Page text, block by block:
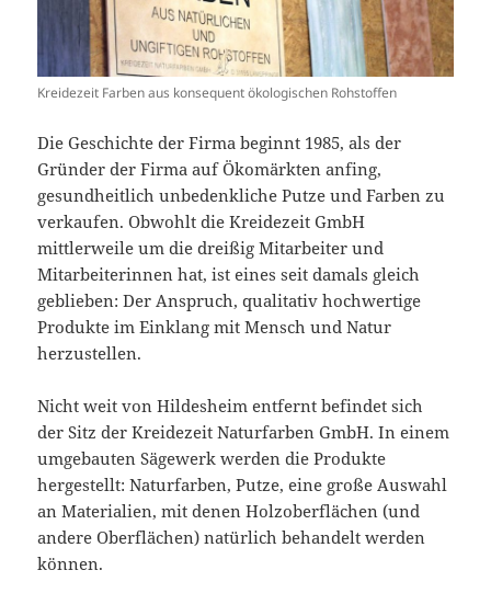
Kreidezeit Farben aus konsequent ökologischen Rohstoffen
Die Geschichte der Firma beginnt 1985, als der
Gründer der Firma auf Ökomärkten anfing,
gesundheitlich unbedenkliche Putze und Farben zu
verkaufen. Obwohlt die Kreidezeit GmbH
mittlerweile um die dreißig Mitarbeiter und
Mitarbeiterinnen hat, ist eines seit damals gleich
geblieben: Der Anspruch, qualitativ hochwertige
Produkte im Einklang mit Mensch und Natur
herzustellen.
Nicht weit von Hildesheim entfernt befindet sich
der Sitz der Kreidezeit Naturfarben GmbH. In einem
umgebauten Sägewerk werden die Produkte
hergestellt: Naturfarben, Putze, eine große Auswahl
an Materialien, mit denen Holzoberflächen (und
andere Oberflächen) natürlich behandelt werden
können.